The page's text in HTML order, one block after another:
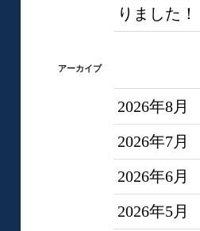
りました！
アーカイブ
2026年8月
2026年7月
2026年6月
2026年5月